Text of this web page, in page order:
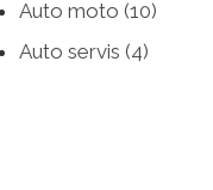
Auto moto (10)
Auto servis (4)